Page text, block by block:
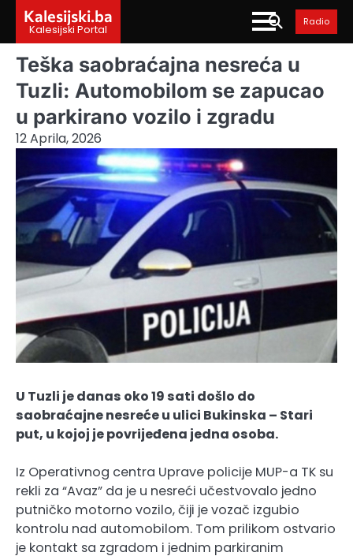
content
Kalesijski.ba
Kalesijski Portal
Radio
Teška saobraćajna nesreća u
Tuzli: Automobilom se zapucao
u parkirano vozilo i zgradu
12 Aprila, 2026
U Tuzli je danas oko 19 sati došlo do
saobraćajne nesreće u ulici Bukinska – Stari
put, u kojoj je povrijeđena jedna osoba.
Iz Operativnog centra Uprave policije MUP-a TK su
rekli za “Avaz” da je u nesreći učestvovalo jedno
putničko motorno vozilo, čiji je vozač izgubio
kontrolu nad automobilom. Tom prilikom ostvario
je kontakt sa zgradom i jednim parkiranim